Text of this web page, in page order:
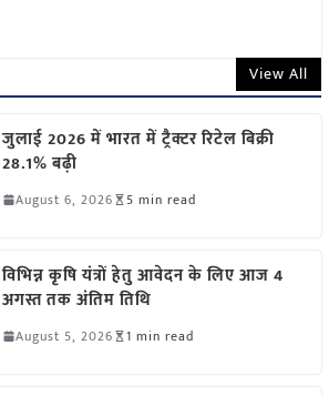
View All
जुलाई 2026 में भारत में ट्रैक्टर रिटेल बिक्री
28.1% बढ़ी
August 6, 2026 5 min read
विभिन्न कृषि यंत्रों हेतु आवेदन के लिए आज 4
अगस्त तक अंतिम तिथि
August 5, 2026 1 min read